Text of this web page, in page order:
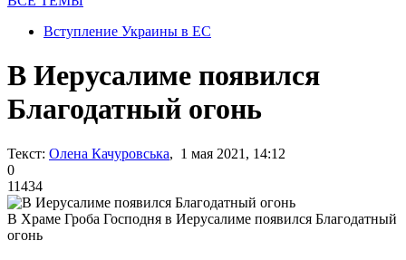
Вступление Украины в ЕС
В Иерусалиме появился
Благодатный огонь
Текст: Олена Качуровська, 1 мая 2021, 14:12
0
11434
В Храме Гроба Господня в Иерусалиме появился Благодатный
огонь